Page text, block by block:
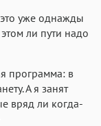
уже однажды
ли пути надо
программа: в
А я занят
вряд ли когда-